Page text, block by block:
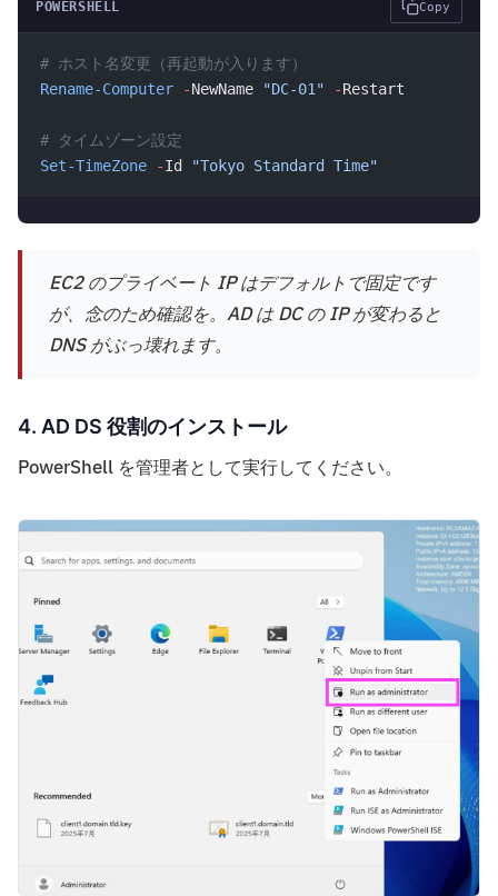
POWERSHELL Copy
# ホスト名変更（再起動が入ります）
Rename-Computer -NewName "DC-01" -Restart
# タイムゾーン設定
Set-TimeZone -Id "Tokyo Standard Time"
EC2 のプライベート IP はデフォルトで固定です
が、念のため確認を。AD は DC の IP が変わると
DNS がぶっ壊れます。
4. AD DS 役割のインストール
PowerShell を管理者として実行してください。